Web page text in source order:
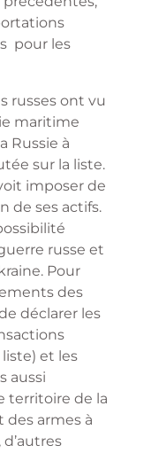
pour les
russes ont vu
maritime
Russie à
sur la liste.
imposer de
de ses actifs.
russe et
Pour
des
déclarer les
et les
aussi
territoire de la
des armes à